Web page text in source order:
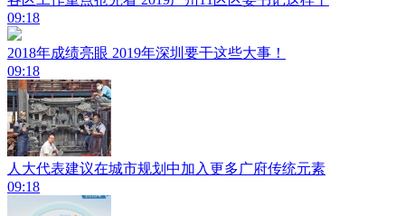
09:18
2018年成绩亮眼 2019年深圳要干这些大事！
09:18
人大代表建议在城市规划中加入更多广府传统元素
09:18